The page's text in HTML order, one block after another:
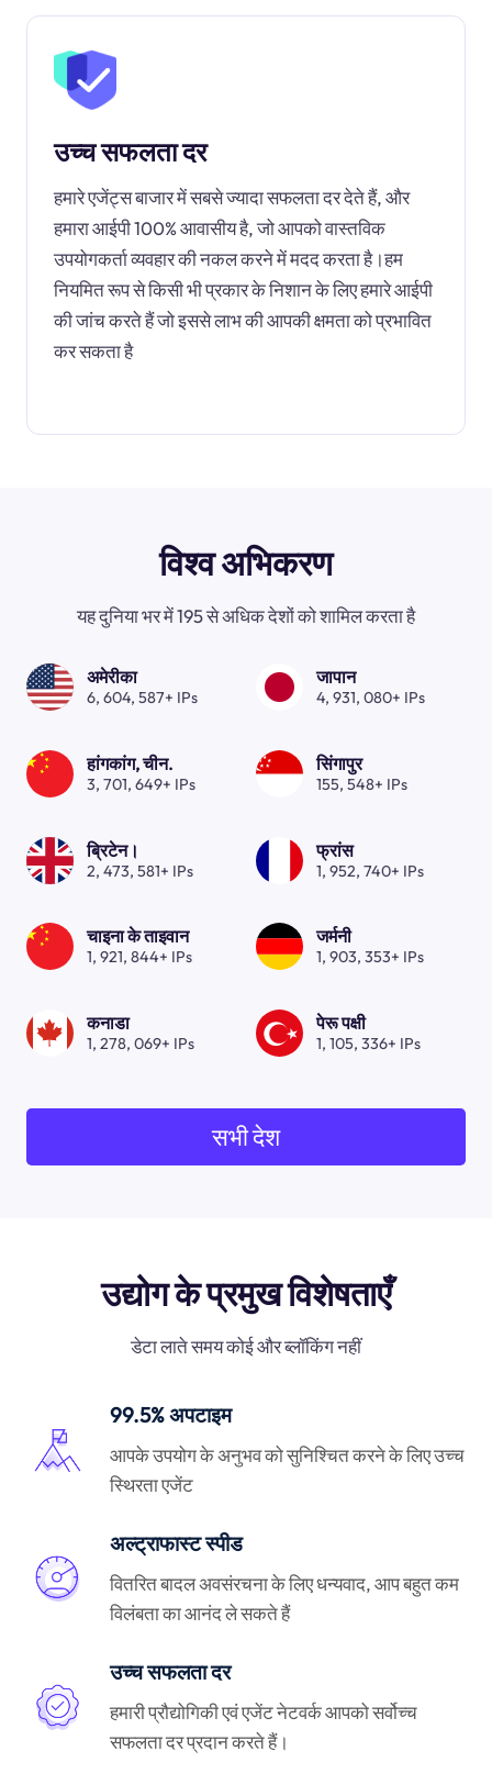
उच्च सफलता दर
हमारे एजेंट्स बाजार में सबसे ज्यादा सफलता दर देते हैं, और
हमारा आईपी 100% आवासीय है, जो आपको वास्तविक
उपयोगकर्ता व्यवहार की नकल करने में मदद करता है।हम
नियमित रूप से किसी भी प्रकार के निशान के लिए हमारे आईपी
की जांच करते हैं जो इससे लाभ की आपकी क्षमता को प्रभावित
कर सकता है
विश्व अभिकरण
यह दुनिया भर में 195 से अधिक देशों को शामिल करता है
अमेरीका
6, 604, 587+ IPs
जापान
4, 931, 080+ IPs
हांगकांग, चीन.
3, 701, 649+ IPs
सिंगापुर
155, 548+ IPs
ब्रिटेन।
2, 473, 581+ IPs
फ्रांस
1, 952, 740+ IPs
चाइना के ताइवान
1, 921, 844+ IPs
जर्मनी
1, 903, 353+ IPs
कनाडा
1, 278, 069+ IPs
पेरू पक्षी
1, 105, 336+ IPs
सभी देश
उद्योग के प्रमुख विशेषताएँ
डेटा लाते समय कोई और ब्लॉकिंग नहीं
99.5% अपटाइम
आपके उपयोग के अनुभव को सुनिश्चित करने के लिए उच्च
स्थिरता एजेंट
अल्ट्राफास्ट स्पीड
वितरित बादल अवसंरचना के लिए धन्यवाद, आप बहुत कम
विलंबता का आनंद ले सकते हैं
उच्च सफलता दर
हमारी प्रौद्योगिकी एवं एजेंट नेटवर्क आपको सर्वोच्च
सफलता दर प्रदान करते हैं।